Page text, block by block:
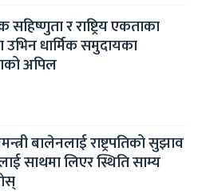
सहिष्णुता र राष्ट्रिय एकताका
उभिन धार्मिक समुदायका
अपिल
बालेनलाई राष्ट्रपतिको सुझाव
साथमा लिएर स्थिति साम्य